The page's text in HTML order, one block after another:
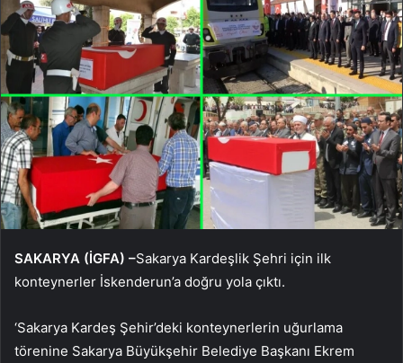
SAKARYA (İGFA) –Sakarya Kardeşlik Şehri için ilk
konteynerler İskenderun’a doğru yola çıktı.
‘Sakarya Kardeş Şehir’deki konteynerlerin uğurlama
törenine Sakarya Büyükşehir Belediye Başkanı Ekrem